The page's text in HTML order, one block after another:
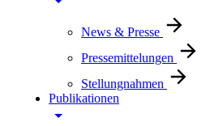
News & Presse
Pressemittelungen
Stellungnahmen
Publikationen